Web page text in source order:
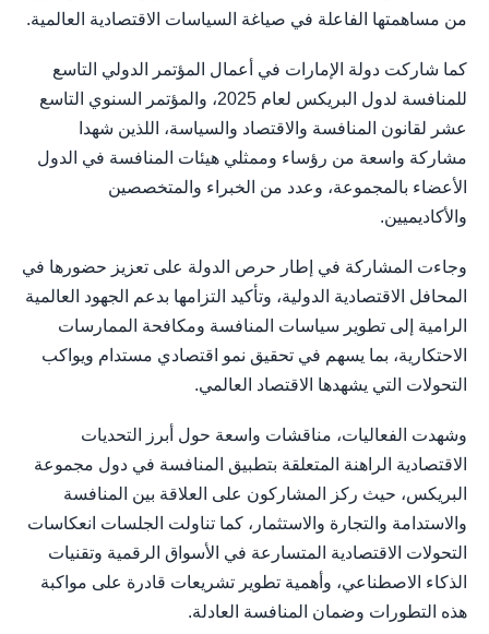
من مساهمتها الفاعلة في صياغة السياسات الاقتصادية العالمية.
كما شاركت دولة الإمارات في أعمال المؤتمر الدولي التاسع
للمنافسة لدول البريكس لعام 2025، والمؤتمر السنوي التاسع
عشر لقانون المنافسة والاقتصاد والسياسة، اللذين شهدا
مشاركة واسعة من رؤساء وممثلي هيئات المنافسة في الدول
الأعضاء بالمجموعة، وعدد من الخبراء والمتخصصين
والأكاديميين.
وجاءت المشاركة في إطار حرص الدولة على تعزيز حضورها في
المحافل الاقتصادية الدولية، وتأكيد التزامها بدعم الجهود العالمية
الرامية إلى تطوير سياسات المنافسة ومكافحة الممارسات
الاحتكارية، بما يسهم في تحقيق نمو اقتصادي مستدام ويواكب
التحولات التي يشهدها الاقتصاد العالمي.
وشهدت الفعاليات، مناقشات واسعة حول أبرز التحديات
الاقتصادية الراهنة المتعلقة بتطبيق المنافسة في دول مجموعة
البريكس، حيث ركز المشاركون على العلاقة بين المنافسة
والاستدامة والتجارة والاستثمار، كما تناولت الجلسات انعكاسات
التحولات الاقتصادية المتسارعة في الأسواق الرقمية وتقنيات
الذكاء الاصطناعي، وأهمية تطوير تشريعات قادرة على مواكبة
هذه التطورات وضمان المنافسة العادلة.